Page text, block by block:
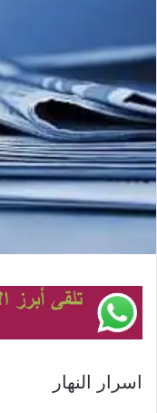
اسرار النهار